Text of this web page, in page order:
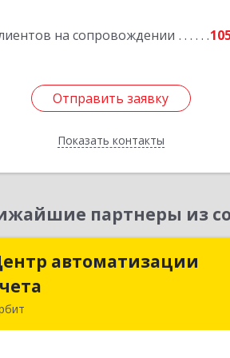
на сопровождении
Отправить заявку
Показать контакты
Отправить заявку
Назад
партнеры из
автоматизации
Центр автоматизации